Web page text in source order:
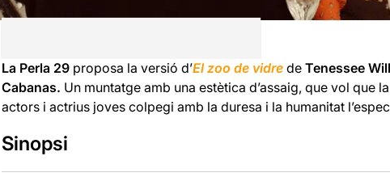
La Perla 29proposa la versió d’El zoo de vidre de Tenessee
Cabanas. Un muntatge amb una estètica d’assaig, que vol que
actors i actrius joves colpegi amb la duresa i la humanitat
Sinopsi